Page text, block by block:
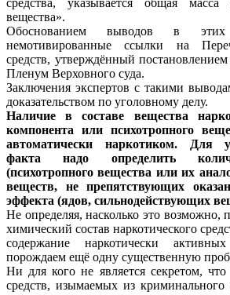
вещества».
Обоснованием выводов в
немотивированные ссылки на
средств, утверждённый
Пленум Верховного суда.
Заключения экспертов с такими
доказательством по уголовному делу.
Наличие в составе вещества
компонента или психотропного
автоматически наркотиком. Для
факта надо определить
(психотропного вещества или их
веществ, не препятствующих
эффекта (ядов, сильнодействующих
Не определяя, насколько это возможно,
химический состав наркотического
содержание наркотически
порождаем ещё одну существенную
Ни для кого не является секретом, что
средств, изымаемых из